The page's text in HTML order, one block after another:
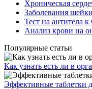
Хроническая
Заболевания
Тест на антитела
Анализ крови на
Популярные статьи
Как узнать есть ли в
Эффективные таблетки